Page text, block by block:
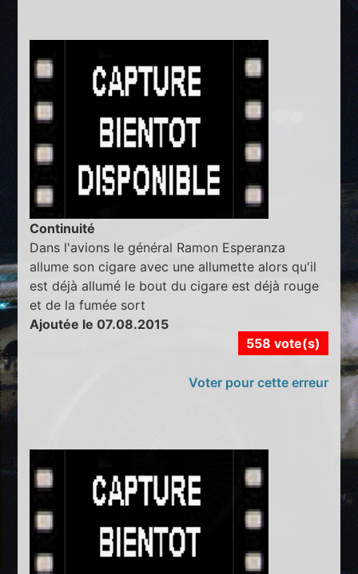
Continuité
Dans l'avions le général Ramon Esperanza
allume son cigare avec une allumette alors qu'il
est déjà allumé le bout du cigare est déjà rouge
et de la fumée sort
Ajoutée le 07.08.2015
558 vote(s)
Voter pour cette erreur